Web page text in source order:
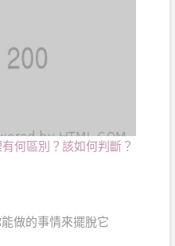
何區別？該如何判斷？
做的事情來擺脫它